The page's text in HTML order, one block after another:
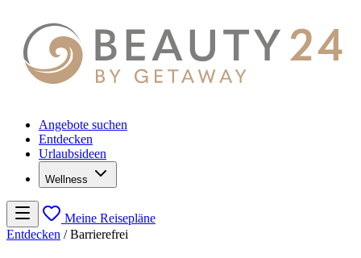
Angebote suchen
Entdecken
Urlaubsideen
Wellness
Meine Reisepläne
Entdecken / Barrierefrei